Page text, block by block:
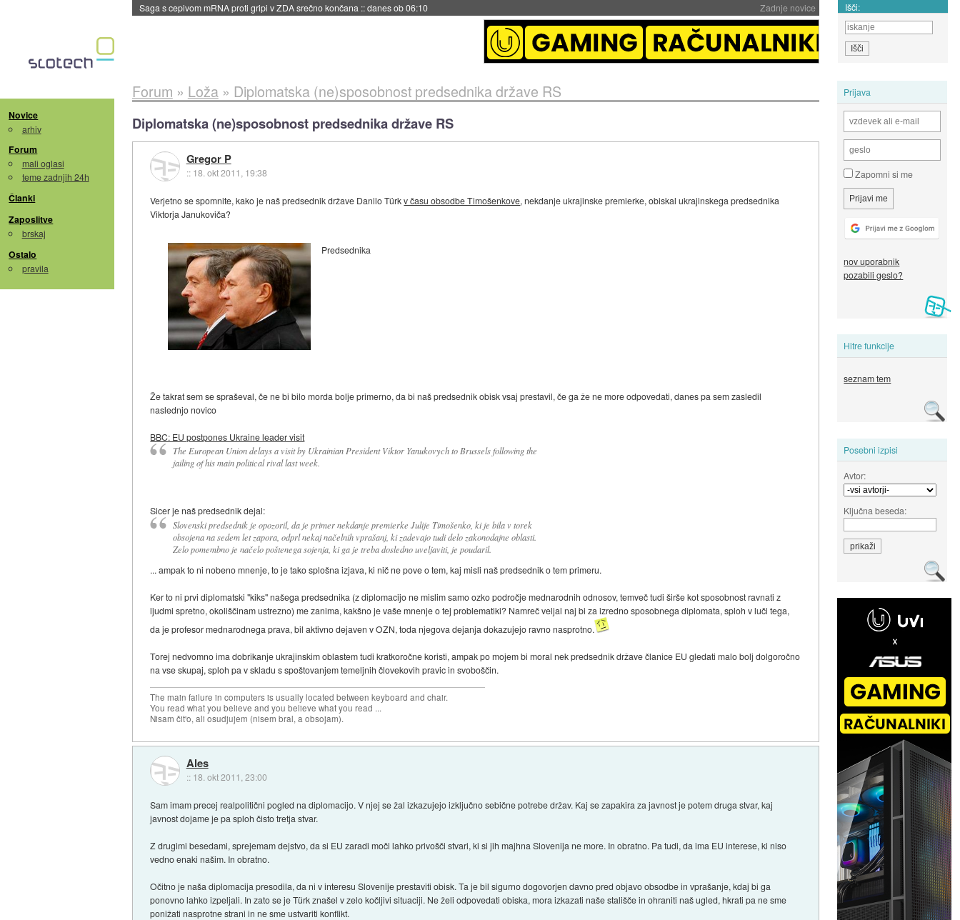
Zadnje novice
BMW v vozilih začel predvajati reklame::danes ob 06:09 Išči:
Novice
arhiv
Forum
mali oglasi
teme zadnjih 24h
Članki
Zaposlitve
brskaj
Ostalo
pravila
Prijava
Zapomni si me
nov uporabnik
pozabili geslo?
Hitre funkcije
seznam tem
Posebni izpisi
Avtor:
Ključna beseda:
Forum » Loža» Diplomatska (ne)sposobnost predsednika države RS
Diplomatska (ne)sposobnost predsednika države RS
Gregor P
:: 18. okt 2011, 19:38
Verjetno se spomnite, kako je naš predsednik države Danilo Türkv času obsodbe Timošenkove, nekdanje ukrajinske premierke, obiskal ukrajinskega predsednika
Viktorja Janukoviča?
Predsednika
Že takrat sem se spraševal, če ne bi bilo morda bolje primerno, da bi naš predsednik obisk vsaj prestavil, če ga že ne more odpovedati, danes pa sem zasledil
naslednjo novico
BBC: EU postpones Ukraine leader visit
The European Union delays a visit by Ukrainian President Viktor Yanukovych to Brussels following the
jailing of his main political rival last week.
Sicer je naš predsednik dejal:
Slovenski predsednik je opozoril, da je primer nekdanje premierke Julije Timošenko, ki je bila v torek
obsojena na sedem let zapora, odprl nekaj načelnih vprašanj, ki zadevajo tudi delo zakonodajne oblasti.
Zelo pomembno je načelo poštenega sojenja, ki ga je treba dosledno uveljaviti, je poudaril.
... ampak to ni nobeno mnenje, to je tako splošna izjava, ki nič ne pove o tem, kaj misli naš predsednik o tem primeru.
Ker to ni prvi diplomatski "kiks" našega predsednika (z diplomacijo ne mislim samo ozko področje mednarodnih odnosov, temveč tudi širše kot sposobnost ravnati z
ljudmi spretno, okoliščinam ustrezno) me zanima, kakšno je vaše mnenje o tej problematiki? Namreč veljal naj bi za izredno sposobnega diplomata, sploh v luči tega,
da je profesor mednarodnega prava, bil aktivno dejaven v OZN, toda njegova dejanja dokazujejo ravno nasprotno.
Torej nedvomno ima dobrikanje ukrajinskim oblastem tudi kratkoročne koristi, ampak po mojem bi moral nek predsednik države članice EU gledati malo bolj dolgoročno
na vse skupaj, sploh pa v skladu s spoštovanjem temeljnih človekovih pravic in svoboščin.
The main failure in computers is usually located between keyboard and chair.
You read what you believe and you believe what you read ...
Nisam čit'o, ali osudjujem (nisem bral, a obsojam).
Ales
:: 18. okt 2011, 23:00
Sam imam precej realpolitični pogled na diplomacijo. V njej se žal izkazujejo izključno sebične potrebe držav. Kaj se zapakira za javnost je potem druga stvar, kaj
javnost dojame je pa sploh čisto tretja stvar.
Z drugimi besedami, sprejemam dejstvo, da si EU zaradi moči lahko privošči stvari, ki si jih majhna Slovenija ne more. In obratno. Pa tudi, da ima EU interese, ki niso
vedno enaki našim. In obratno.
Očitno je naša diplomacija presodila, da ni v interesu Slovenije prestaviti obisk. Ta je bil sigurno dogovorjen davno pred objavo obsodbe in vprašanje, kdaj bi ga
ponovno lahko izpeljali. In zato se je Türk znašel v zelo kočljivi situaciji. Ne želi odpovedati obiska, mora izkazati naše stališče in ohraniti naš ugled, hkrati pa ne sme
ponižati nasprotne strani in ne sme ustvariti konflikt.